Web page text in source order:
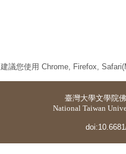
建議您使用 Chrome, Firefox,
臺灣大學文學院
National Taiwan